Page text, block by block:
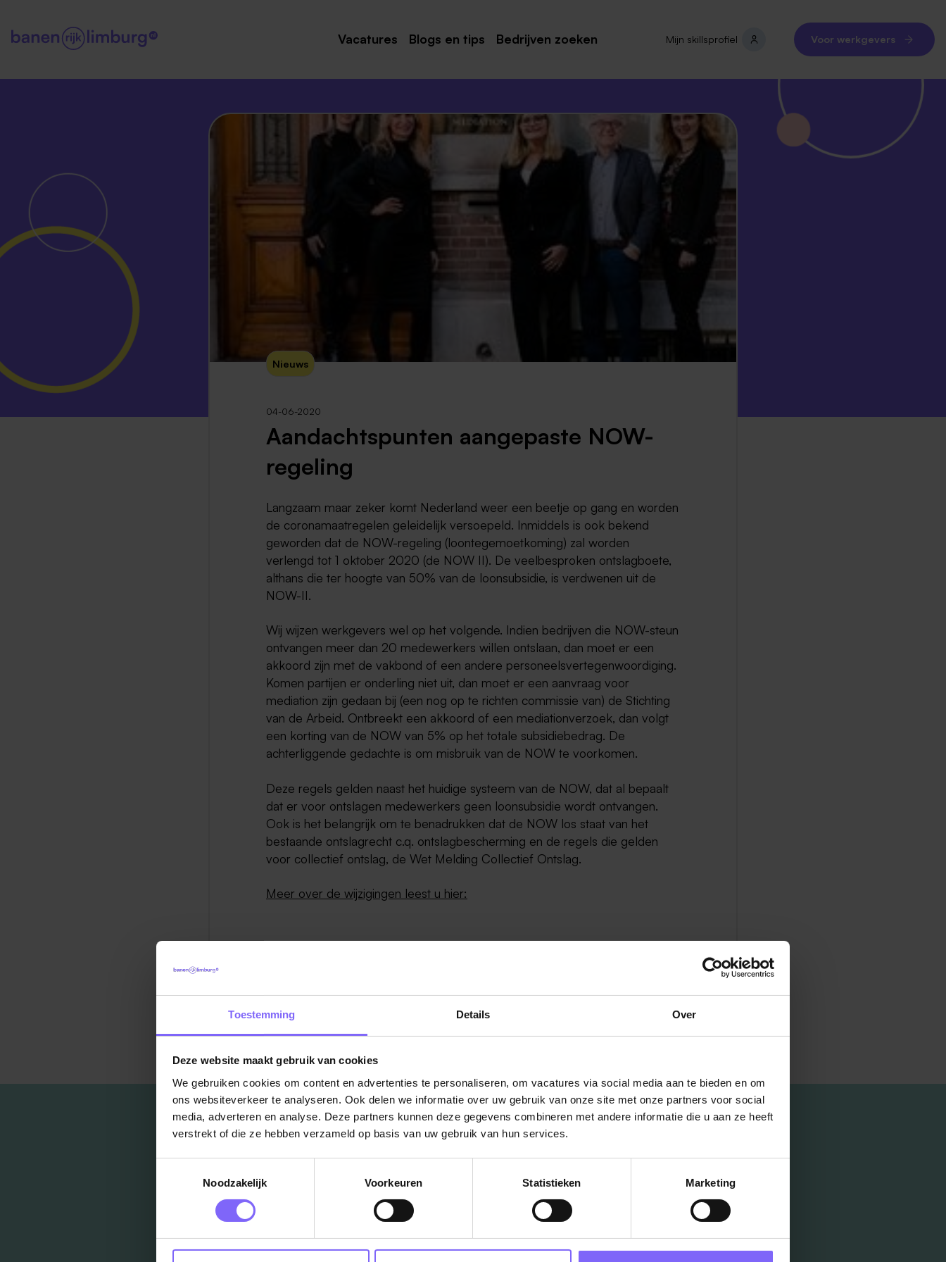
Toestemming Details Over
Deze website maakt gebruik van cookies
We gebruiken cookies om content en advertenties te personaliseren, om vacatures via social media aan te bieden en om
ons websiteverkeer te analyseren. Ook delen we informatie over uw gebruik van onze site met onze partners voor social
media, adverteren en analyse. Deze partners kunnen deze gegevens combineren met andere informatie die u aan ze heeft
verstrekt of die ze hebben verzameld op basis van uw gebruik van hun services.
Noodzakelijk
Voorkeuren Statistieken Marketing
Vacatures
Maastricht
Roermond
Venlo
Venray
Midden-Limburg
Kerkrade
Blogs en tips Bedrijven zoeken Mijn skillsprofiel Voor werkgevers
Nieuws
04-06-2020
Aandachtspunten aangepaste NOW-
regeling
Langzaam maar zeker komt Nederland weer een beetje op gang en worden
de coronamaatregelen geleidelijk versoepeld. Inmiddels is ook bekend
geworden dat de NOW-regeling (loontegemoetkoming) zal worden
verlengd tot 1 oktober 2020 (de NOW II). De veelbesproken ontslagboete,
althans die ter hoogte van 50% van de loonsubsidie, is verdwenen uit de
NOW-II.
Wij wijzen werkgevers wel op het volgende. Indien bedrijven die NOW-steun
ontvangen meer dan 20 medewerkers willen ontslaan, dan moet er een
akkoord zijn met de vakbond of een andere personeelsvertegenwoordiging.
Komen partijen er onderling niet uit, dan moet er een aanvraag voor
mediation zijn gedaan bij (een nog op te richten commissie van) de Stichting
van de Arbeid. Ontbreekt een akkoord of een mediationverzoek, dan volgt
een korting van de NOW van 5% op het totale subsidiebedrag. De
achterliggende gedachte is om misbruik van de NOW te voorkomen.
Deze regels gelden naast het huidige systeem van de NOW, dat al bepaalt
dat er voor ontslagen medewerkers geen loonsubsidie wordt ontvangen.
Ook is het belangrijk om te benadrukken dat de NOW los staat van het
bestaande ontslagrecht c.q. ontslagbescherming en de regels die gelden
voor collectief ontslag, de Wet Melding Collectief Ontslag.
Meer over de wijzigingen leest u hier:
Terug naar alle items
Vacatures
in je mailbox?